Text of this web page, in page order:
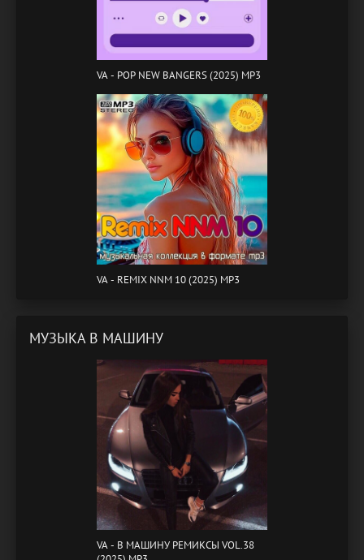
VA - POP NEW BANGERS (2025) MP3
VA - REMIX NNM 10 (2025) MP3
МУЗЫКА В МАШИНУ
VA - B МАШИНУ РЕМИКСЫ VOL.38